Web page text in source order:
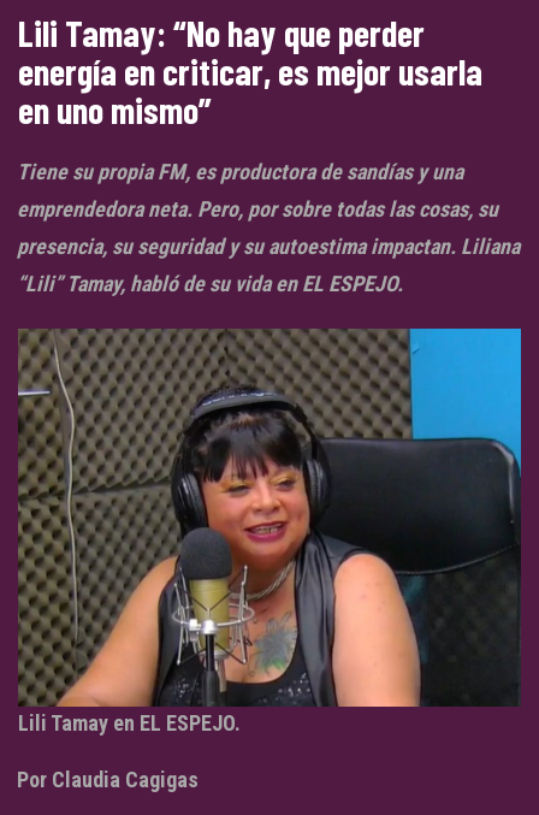
Lili Tamay: “No hay que perder
energía en criticar, es mejor usarla
en uno mismo”
Tiene su propia FM, es productora de sandías y una
emprendedora neta. Pero, por sobre todas las cosas, su
presencia, su seguridad y su autoestima impactan. Liliana
“Lili” Tamay, habló de su vida en EL ESPEJO.
Lili Tamay en EL ESPEJO.
Por Claudia Cagigas